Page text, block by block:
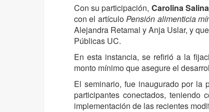
Con su participación, Carolina
con el artículoPensión alimenticia
Alejandra Retamal y Anja Uslar, y
Públicas UC.
En esta instancia, se refirió a la
monto mínimo que asegure el
El seminario, fue inaugurado por la
participantes conectados,
implementación de las recientes